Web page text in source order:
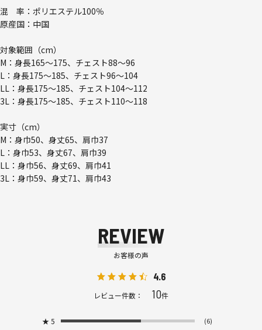
混 率：ポリエステル100％
原産国：中国
対象範囲（cm）
M：身長165～175、チェスト88～96
L：身長175～185、チェスト96～104
LL：身長175～185、チェスト104～112
3L：身長175～185、チェスト110～118
実寸（cm）
M：身巾50、身丈65、肩巾37
L：身巾53、身丈67、肩巾39
LL：身巾56、身丈69、肩巾41
3L：身巾59、身丈71、肩巾43
REVIEW
お客様の声
4.6
レビュー件数： 10件
★ 5 (6)